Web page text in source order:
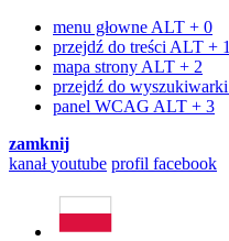
menu głowne ALT + 0
przejdź do treści ALT + 1
mapa strony ALT + 2
przejdź do wyszukiwarki
panel WCAG ALT + 3
zamknij
kanałyoutube profil facebook